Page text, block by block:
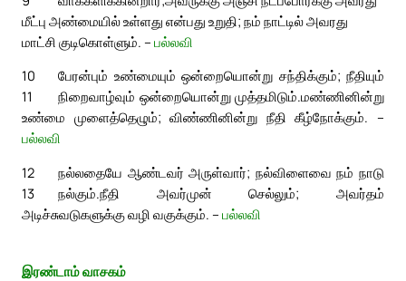
மீட்பு அண்மையில் உள்ளது என்பது உறுதி; நம் நாட்டில் அவரது
மாட்சி குடிகொள்ளும். – பல்லவி
10
பேரன்பும் உண்மையும் ஒன்றையொன்று சந்திக்கும்; நீதியும்
நிறைவாழ்வும் ஒன்றையொன்று முத்தமிடும்.
11
மண்ணினின்று
உண்மை முளைத்தெழும்; விண்ணினின்று நீதி கீழ்நோக்கும். –
பல்லவி
12
நல்லதையே ஆண்டவர் அருள்வார்; நல்விளைவை நம் நாடு
நல்கும்.
13
நீதி அவர்முன் செல்லும்; அவர்தம்
அடிச்சுவடுகளுக்கு வழி வகுக்கும். – பல்லவி
இரண்டாம் வாசகம்